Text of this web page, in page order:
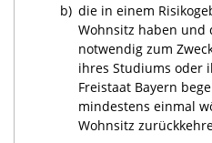
b) die in einem
Wohnsitz haben und
notwendig zum
ihres Studiums oder
Freistaat Bayern
mindestens einmal
Wohnsitz